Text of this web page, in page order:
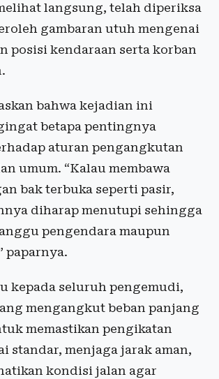
langsung, telah diperiksa
gambaran utuh mengenai
posisi kendaraan serta korban
bahwa kejadian ini
betapa pentingnya
aturan pengangkutan
umum. “Kalau membawa
bak terbuka seperti pasir,
diharap menutupi sehingga
pengendara maupun
paparnya.
kepada seluruh pengemudi,
mengangkut beban panjang
memastikan pengikatan
standar, menjaga jarak aman,
kondisi jalan agar